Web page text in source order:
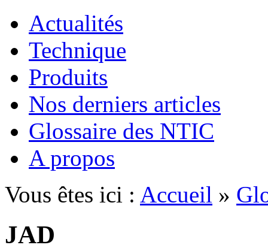
Actualités
Technique
Produits
Nos derniers articles
Glossaire des NTIC
A propos
Vous êtes ici : Accueil »
JAD